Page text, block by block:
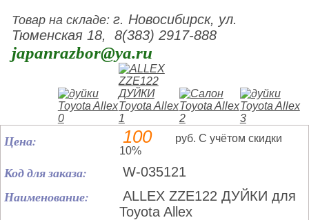
Товар на складе:г. Новосибирск, ул.
Тюменская 18, 8(383) 2917-888
japanrazbor@ya.ru
Цена: 100
руб. С учётом скидки
10%
Код для заказа: W-035121
Наименование:
ALLEX ZZE122 ДУЙКИ для
Toyota Allex